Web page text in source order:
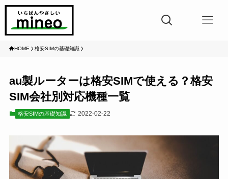
HOME 格安SIMの基礎知識
au製ルーターは格安SIMで使える？格安
SIM会社別対応機種一覧
格安SIMの基礎知識 2022-02-22